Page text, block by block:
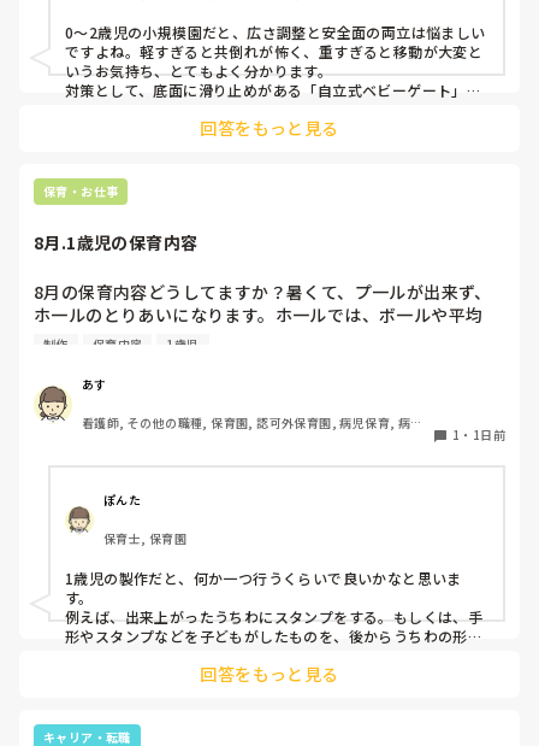
0〜2歳児の小規模園だと、広さ調整と安全面の両立は悩ましい
ですよね。軽すぎると共倒れが怖く、重すぎると移動が大変と
いうお気持ち、とてもよく分かります。
対策として、底面に滑り止めがある「自立式ベビーゲート」な
た、ストッパー付きキャスターをつけたロー棚を仕切りにすれ
り、脚元に水入りペットボトルなどの重りを付けて補強してみ
てくださいね。安全で使いやすい方法が見つかるよう応援して
回答をもっと見る
保育・お仕事
8月.1歳児の保育内容
8月の保育内容どうしてますか？暑くて、プ一ルが出来ず、
ホ一ルのとりあいになります。ホ一ルでは、ボ一ルや平均
台、風船で遊んでいます。製作で、うちわや望遠鏡や風鈴🎐
クラスです、玩具で遊ばせながら、何人かずつよんで、やっ
ています。何か、いいアイデアや、工夫など、何でもいいの
で、教えて下さい。
制作 保育内容 1歳児
あす
看護師, その他の職種, 保育園, 認可外保育園, 病児保育, 病院
1 ・ 1日前
ぽんた
保育士, 保育園
1歳児の製作だと、何か一つ行うくらいで良いかなと思いま
す。
例えば、出来上がったうちわにスタンプをする。もしくは、手
形やスタンプなどを子どもがしたものを、後からうちわの形に
雨遊び、氷遊び、など間食遊びをたくさん行っています。
回答をもっと見る
キャリア・転職